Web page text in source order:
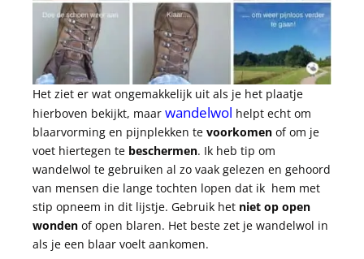
Het ziet er wat ongemakkelijk uit als je het plaatje
hierboven bekijkt, maar wandelwol helpt echt om
blaarvorming en pijnplekken te voorkomen of om je
voet hiertegen te beschermen. Ik heb tip om
wandelwol te gebruiken al zo vaak gelezen en gehoord
van mensen die lange tochten lopen dat ik hem met
stip opneem in dit lijstje. Gebruik het niet op open
wonden of open blaren. Het beste zet je wandelwol in
als je een blaar voelt aankomen.